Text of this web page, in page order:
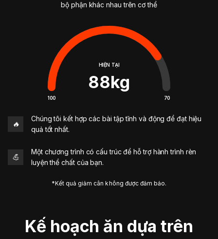
bộ phận khác nhau trên cơ thể
HIỆN TẠI
88kg
100 70
🔥
Chúng tôi kết hợp các bài tập tĩnh và động để đạt hiệu
quả tốt nhất.
💪
Một chương trình có cấu trúc để hỗ trợ hành trình rèn
luyện thể chất của bạn.
*Kết quả giảm cân không được đảm bảo.
Kế hoạch ăn dựa trên